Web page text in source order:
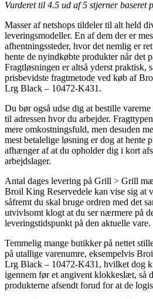
Vurderet til 4.5 ud af 5 stjerner baseret
Masser af netshops tildeler til alt held
leveringsmodeller. En af dem der er
afhentningssteder, hvor det nemlig er
hente de nyindkøbte produkter når det
Fragtløsningen er altså yderst praktisk,
prisbevidste fragtmetode ved køb af
Lrg Black – 10472-K431.
Du bør også udse dig at bestille
til adressen hvor du arbejder.
mere omkostningsfuld, men desuden
mest betalelige løsning er dog at hente
afhænger af at du opholder dig i kort
arbejdslager.
Antal dages levering på Grill > Grill
Broil King Reservedele kan vise sig at
såfremt du skal bruge ordren med det
utvivlsomt klogt at du ser nærmere på
leveringstidspunkt på den aktuelle vare.
Temmelig mange butikker på nettet
på utallige varenumre, eksempelvis
Lrg Black – 10472-K431, hvilket dog
igennem før et angivent klokkeslæt, så
produkterne afsendt forud for at de